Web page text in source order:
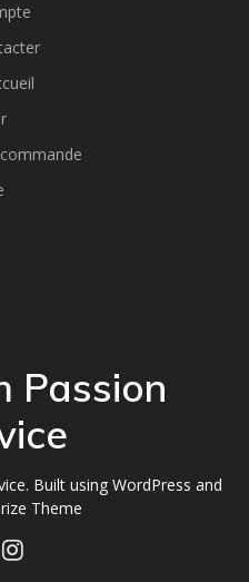
Passion
Built using WordPress and
Theme